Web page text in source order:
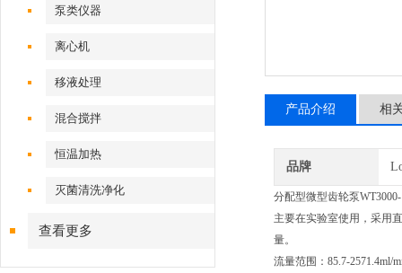
泵类仪器
离心机
移液处理
混合搅拌
恒温加热
灭菌清洗净化
查看更多
产品介绍 相
品牌
分配型微型齿轮泵
主要在实验室使用，采用
量。
流量范围：85.7-2571.4ml/